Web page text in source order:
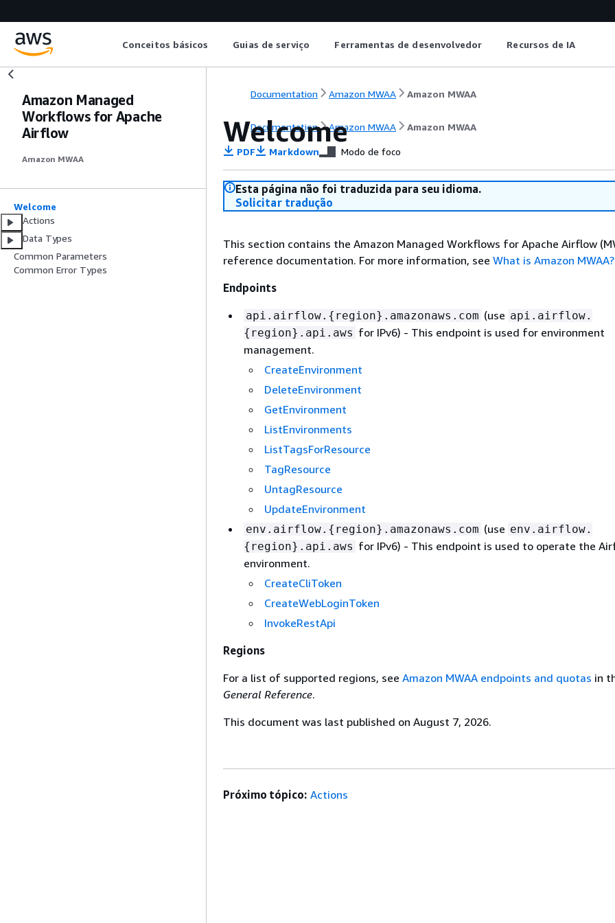
Conceitos básicos Guias de serviço Ferramentas de desenvolvedor Recursos de IA
Amazon Managed
Workflows for Apache
Airflow
Amazon MWAA
Welcome
Actions
Data Types
Common Parameters
Common Error Types
Documentation Amazon MWAA Amazon MWAA
Documentation Amazon MWAA Amazon MWAA
Welcome
PDF Markdown Modo de foco
Esta página não foi traduzida para seu idioma.
Solicitar tradução
This section contains the Amazon Managed Workflows for Apache Airflow
reference documentation. For more information, see What is Amazon MWAA?
Endpoints
api.airflow. { region}.amazonaws.com (use api.airflow.
{ region}.api.aws for IPv6) - This endpoint is used for environment
management.
CreateEnvironment
DeleteEnvironment
GetEnvironment
ListEnvironments
ListTagsForResource
TagResource
UntagResource
UpdateEnvironment
env.airflow. { region}.amazonaws.com (use env.airflow.
{ region}.api.aws for IPv6) - This endpoint is used to operate the
environment.
CreateCliToken
CreateWebLoginToken
InvokeRestApi
Regions
For a list of supported regions, see Amazon MWAA endpoints and quotas in
General Reference.
This document was last published on August 7, 2026.
Próximo tópico: Actions